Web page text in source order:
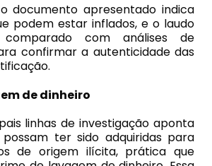
documento apresentado indica
podem estar inflados, e o laudo
com análises de
confirmar a autenticidade das
de dinheiro
linhas de investigação aponta
ter sido adquiridas para
de origem ilícita, prática que